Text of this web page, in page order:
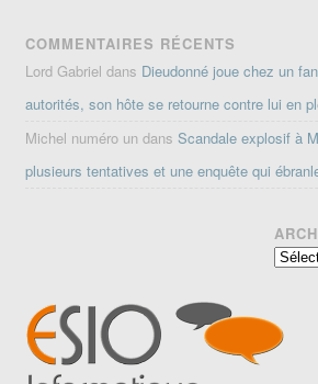
COMMENTAIRES RÉCENTS
Lord Gabriel dans Dieudonné joue chez un
autorités, son hôte se retourne contre lui en
Michel numéro un dansScandale explosif à
plusieurs tentatives et une enquête qui